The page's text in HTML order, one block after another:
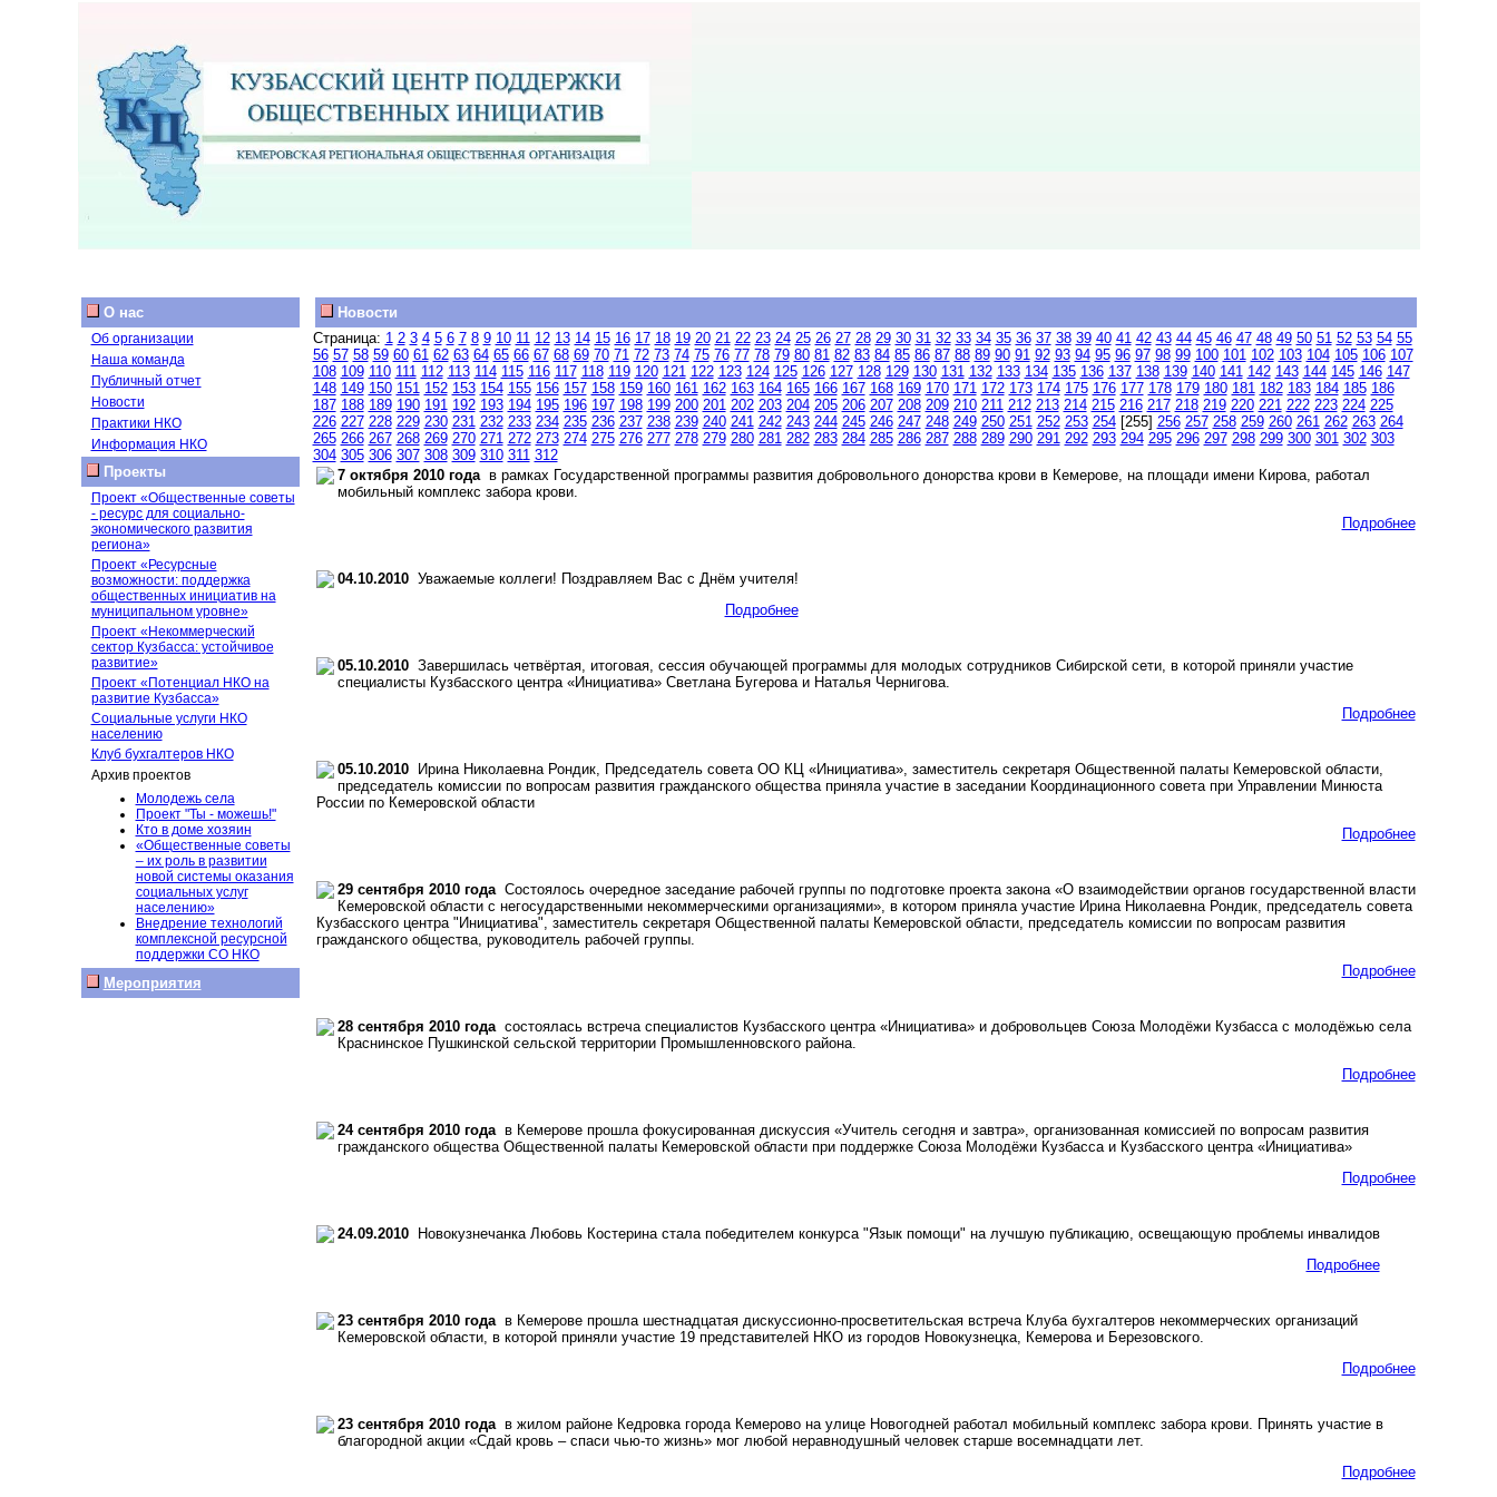
О нас
Об организации
Наша команда
Публичный отчет
Новости
Практики НКО
Информация НКО
Проекты
Проект «Общественные советы
- ресурс для социально-
экономического развития
региона»
Проект «Ресурсные
возможности: поддержка
общественных инициатив на
муниципальном уровне»
Проект «Некоммерческий
сектор Кузбасса: устойчивое
развитие»
Проект «Потенциал НКО на
развитие Кузбасса»
Социальные услуги НКО
населению
Клуб бухгалтеров НКО
Архив проектов
Молодежь села
Проект "Ты - можешь!"
Кто в доме хозяин
«Общественные советы
– их роль в развитии
новой системы оказания
социальных услуг
населению»
Внедрение технологий
комплексной ресурсной
поддержки СО НКО
Мероприятия
Новости
Страница: 1 2 3 4 5 6 7 8 9 10 11 12 13 14 15 16 17 18 19 20 21 22 23 24 25 26 27 28 29 30 31 32 33 34 35 36 37 38 39 40 41 42 43 44 45 46 47 48 49 50 51 52 53 54 55
56 57 58 59 60 61 62 63 64 65 66 67 68 69 70 71 72 73 74 75 76 77 78 79 80 81 82 83 84 85 86 87 88 89 90 91 92 93 94 95 96 97 98 99 100 101 102 103 104 105 106 107
108 109 110 111 112 113 114 115 116 117 118 119 120 121 122 123 124 125 126 127 128 129 130 131 132 133 134 135 136 137 138 139 140 141 142 143 144 145 146 147
148 149 150 151 152 153 154 155 156 157 158 159 160 161 162 163 164 165 166 167 168 169 170 171 172 173 174 175 176 177 178 179 180 181 182 183 184 185 186
187 188 189 190 191 192 193 194 195 196 197 198 199 200 201 202 203 204 205 206 207 208 209 210 211 212 213 214 215 216 217 218 219 220 221 222 223 224 225
226 227 228 229 230 231 232 233 234 235 236 237 238 239 240 241 242 243 244 245 246 247 248 249 250 251 252 253 254[255] 256 257 258 259 260 261 262 263 264
265 266 267 268 269 270 271 272 273 274 275 276 277 278 279 280 281 282 283 284 285 286 287 288 289 290 291 292 293 294 295 296 297 298 299 300 301 302 303
304 305 306 307 308 309 310 311 312
7 октября 2010 годав рамках Государственной программы развития добровольного донорства крови в Кемерове, на площади имени Кирова, работал
мобильный комплекс забора крови.
Подробнее
04.10.2010Уважаемые коллеги! Поздравляем Вас с Днём учителя!
Подробнее
05.10.2010Завершилась четвёртая, итоговая, сессия обучающей программы для молодых сотрудников Сибирской сети, в которой приняли участие
специалисты Кузбасского центра «Инициатива» Светлана Бугерова и Наталья Чернигова.
Подробнее
05.10.2010Ирина Николаевна Рондик, Председатель совета ОО КЦ «Инициатива», заместитель секретаря Общественной палаты Кемеровской области,
председатель комиссии по вопросам развития гражданского общества приняла участие в заседании Координационного совета при Управлении Минюста
России по Кемеровской области
Подробнее
29 сентября 2010 годаСостоялось очередное заседание рабочей группы по подготовке проекта закона «О взаимодействии органов государственной власти
Кемеровской области с негосударственными некоммерческими организациями», в котором приняла участие Ирина Николаевна Рондик, председатель совета
Кузбасского центра "Инициатива", заместитель секретаря Общественной палаты Кемеровской области, председатель комиссии по вопросам развития
гражданского общества, руководитель рабочей группы.
Подробнее
28 сентября 2010 годасостоялась встреча специалистов Кузбасского центра «Инициатива» и добровольцев Союза Молодёжи Кузбасса с молодёжью села
Краснинское Пушкинской сельской территории Промышленновского района.
Подробнее
24 сентября 2010 годав Кемерове прошла фокусированная дискуссия «Учитель сегодня и завтра», организованная комиссией по вопросам развития
гражданского общества Общественной палаты Кемеровской области при поддержке Союза Молодёжи Кузбасса и Кузбасского центра «Инициатива»
Подробнее
24.09.2010Новокузнечанка Любовь Костерина стала победителем конкурса "Язык помощи" на лучшую публикацию, освещающую проблемы инвалидов
Подробнее
23 сентября 2010 годав Кемерове прошла шестнадцатая дискуссионно-просветительская встреча Клуба бухгалтеров некоммерческих организаций
Кемеровской области, в которой приняли участие 19 представителей НКО из городов Новокузнецка, Кемерова и Березовского.
Подробнее
23 сентября 2010 годав жилом районе Кедровка города Кемерово на улице Новогодней работал мобильный комплекс забора крови. Принять участие в
благородной акции «Сдай кровь – спаси чью-то жизнь» мог любой неравнодушный человек старше восемнадцати лет.
Подробнее